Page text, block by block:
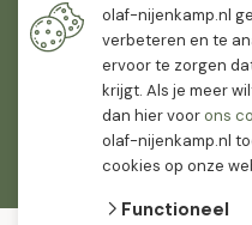
Maandag t/m vrijdag
07:30-
16:30
12:00
olaf-nijenkamp.nl
verbeteren en te
ervoor te zorgen
krijgt. Als je meer
dan hier voorons
olaf-nijenkamp.nl
cookies op onze
Functioneel